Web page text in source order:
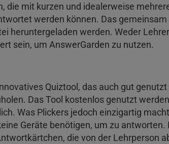
die mit kurzen und idealerweise
werden können. Das
heruntergeladen werden. Weder
sein, um AnswerGarden zu nutzen.
Quiztool, das auch gut
Das Tool kostenlos genutzt
Was Plickers jedoch einzigartig
Geräte benötigen, um zu antworten.
die von der Lehrperson